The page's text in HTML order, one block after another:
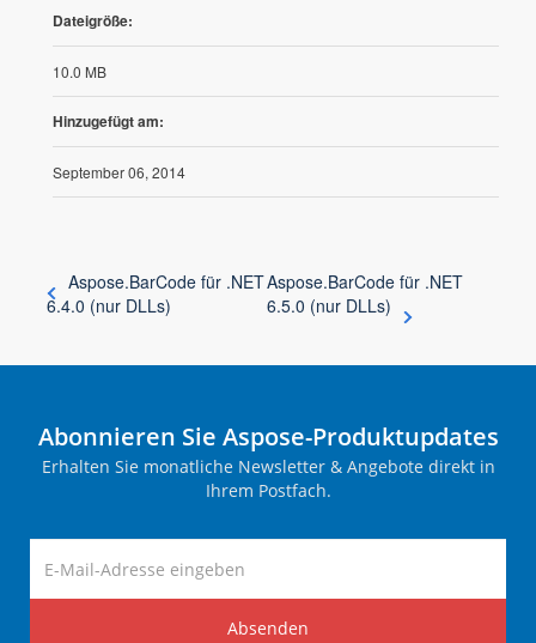
Dateigröße:
10.0 MB
Hinzugefügt am:
September 06, 2014
Aspose.BarCode für .NET
6.4.0 (nur DLLs)
Aspose.BarCode für .NET
6.5.0 (nur DLLs)
Abonnieren Sie Aspose-Produktupdates
Erhalten Sie monatliche Newsletter & Angebote direkt in
Ihrem Postfach.
Absenden